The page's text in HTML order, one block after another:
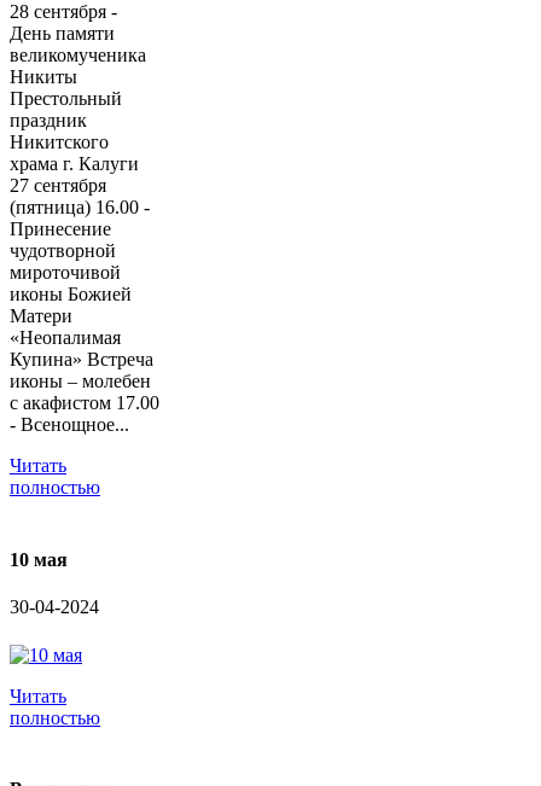
28 сентября -
День памяти
великомученика
Никиты
Престольный
праздник
Никитского
храма г. Калуги
27 сентября
(пятница) 16.00 -
Принесение
чудотворной
мироточивой
иконы Божией
Матери
«Неопалимая
Купина» Встреча
иконы – молебен
с акафистом 17.00
- Всенощное...
Читать
полностью
10 мая
30-04-2024
Читать
полностью